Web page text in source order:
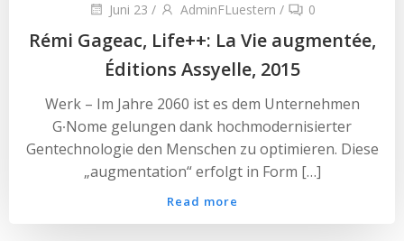
Juni 23 / AdminFLuestern / 0
Rémi Gageac, Life++: La Vie augmentée,
Éditions Assyelle, 2015
Werk – Im Jahre 2060 ist es dem Unternehmen
G∙Nome gelungen dank hochmodernisierter
Gentechnologie den Menschen zu optimieren. Diese
„augmentation“ erfolgt in Form […]
Read more